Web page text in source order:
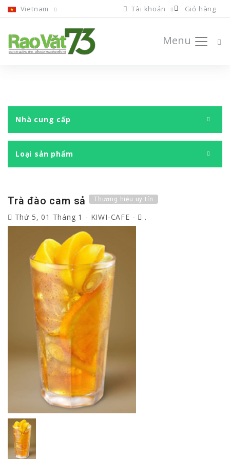
Vietnam Tài khoản Giỏ hàng
Menu
Nhà cung cấp
Loại sản phẩm
Trà đào cam sả Thương hiệu uy tín
Thứ 5, 01 Tháng 1 - KIWI-CAFE - .